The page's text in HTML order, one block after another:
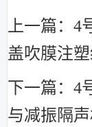
上一篇：
盖吹膜注
下一篇：4
与减振隔